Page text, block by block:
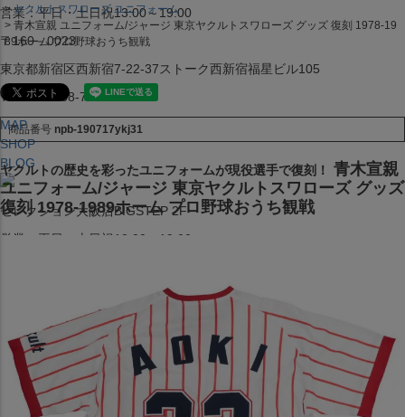
営業：平日・土日祝13:00～19:00
〒160－0023
東京都新宿区西新宿7-22-37ストーク西新宿福星ビル105
TEL:03-5338-7231
MAP
SHOP
BLOG
セレクション大阪店BIGSTEP 2F
営業：平日・土日祝12:00～19:00
大阪府大阪市中央区西心斎橋1丁目6番14号
TEL:06-4708-3300
MAP
SHOP
BLOG
ヤクルトスワローズ ユニフォーム
青木宣親 ユニフォーム/ジャージ 東京ヤクルトスワローズ グッズ 復刻 1978-19
89ホーム プロ野球おうち観戦
商品番号 npb-190717ykj31
ヤクルトの歴史を彩ったユニフォームが現役選手で復刻！
青木宣親
ユニフォーム/ジャージ 東京ヤクルトスワローズ グッズ
復刻 1978-1989ホーム プロ野球おうち観戦